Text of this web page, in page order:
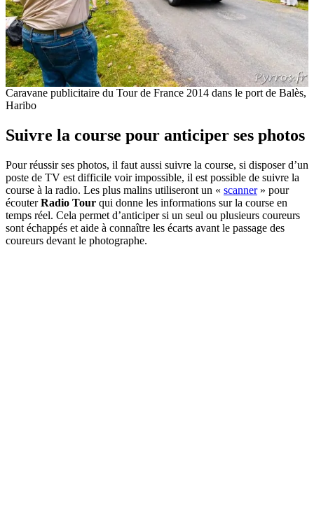
Caravane publicitaire du Tour de France 2014 dans le port de Balès,
Haribo
Suivre la course pour anticiper ses photos
Pour réussir ses photos, il faut aussi suivre la course, si disposer d’un
poste de TV est difficile voir impossible, il est possible de suivre la
course à la radio. Les plus malins utiliseront un « scanner» pour
écouterRadio Tour qui donne les informations sur la course en
temps réel. Cela permet d’anticiper si un seul ou plusieurs coureurs
sont échappés et aide à connaître les écarts avant le passage des
coureurs devant le photographe.